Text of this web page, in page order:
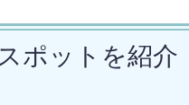
ポットを紹介